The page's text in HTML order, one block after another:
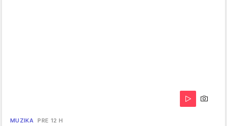
MUZIKA PRE 12 H